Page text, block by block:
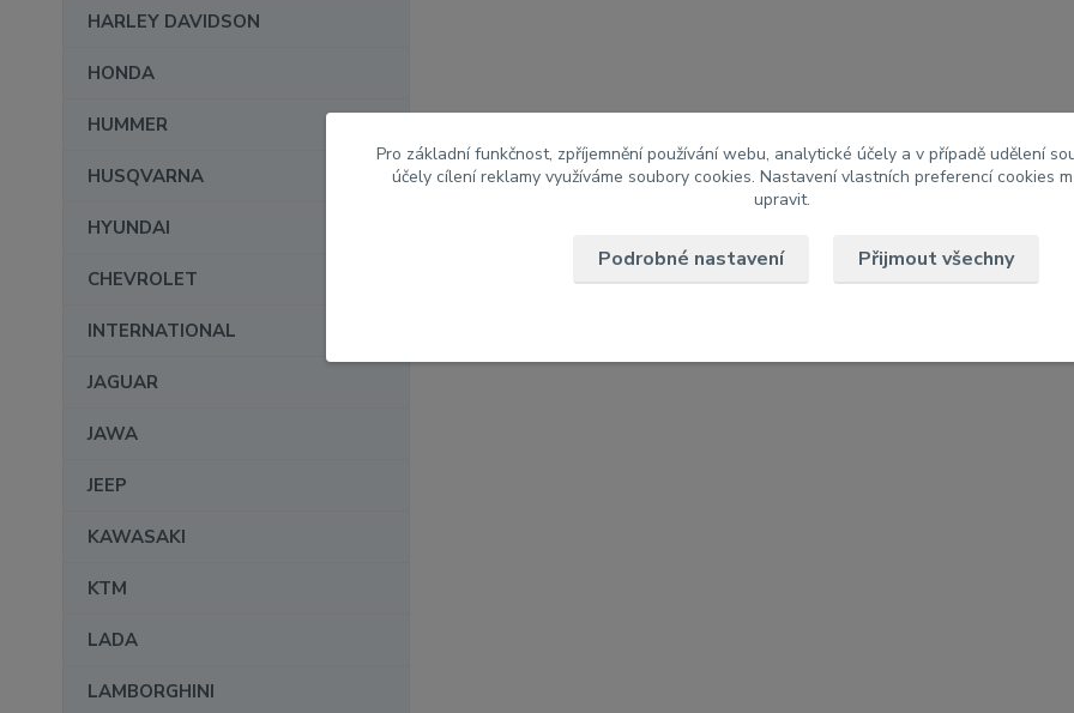
HARLEY DAVIDSON
HONDA
HUMMER
HUSQVARNA
HYUNDAI
CHEVROLET
INTERNATIONAL
JAGUAR
JAWA
JEEP
KAWASAKI
KTM
LADA
LAMBORGHINI
Pro základní funkčnost, zpříjemnění používání webu, analytické účely a v případě udělení
účely cílení reklamy využíváme soubory cookies. Nastavení vlastních preferencí cookies
upravit.
Podrobné nastavení Přijmout všechny